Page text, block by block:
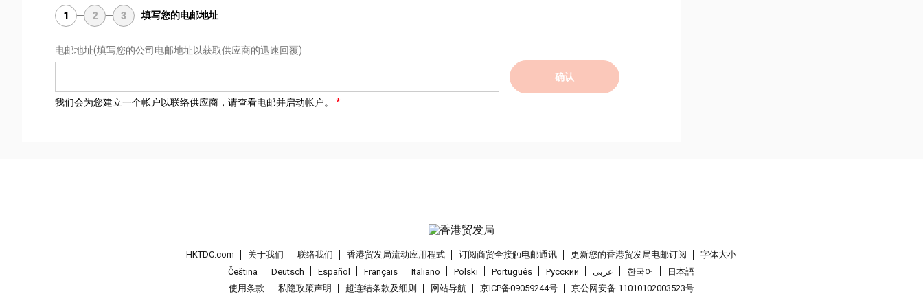
1 2 3 填写您的电邮地址
电邮地址(填写您的公司电邮地址以获取供应商的迅速回覆)
确认
我们会为您建立一个帐户以联络供应商，请查看电邮并启动帐户。
HKTDC.com 关于我们 联络我们 香港贸发局流动应用程式 订阅商贸全接触电邮通讯 更新您的香港贸发局电邮订阅
字体大小
Čeština
Deutsch Español Français Italiano Polski Português Pусский عربى 한국어
日本語
使用条款
私隐政策声明 超连结条款及细则 网站导航 京ICP备09059244号 京公网安备 11010102003523号